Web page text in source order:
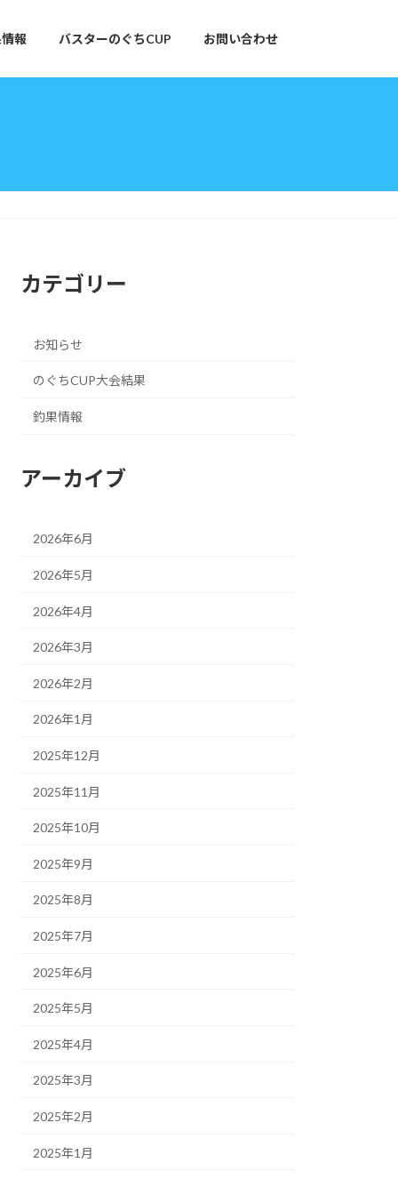
報 バスターのぐちCUP お問い合わせ
カテゴリー
お知らせ
のぐちCUP大会結果
釣果情報
アーカイブ
2026年6月
2026年5月
2026年4月
2026年3月
2026年2月
2026年1月
2025年12月
2025年11月
2025年10月
2025年9月
2025年8月
2025年7月
2025年6月
2025年5月
2025年4月
2025年3月
2025年2月
2025年1月